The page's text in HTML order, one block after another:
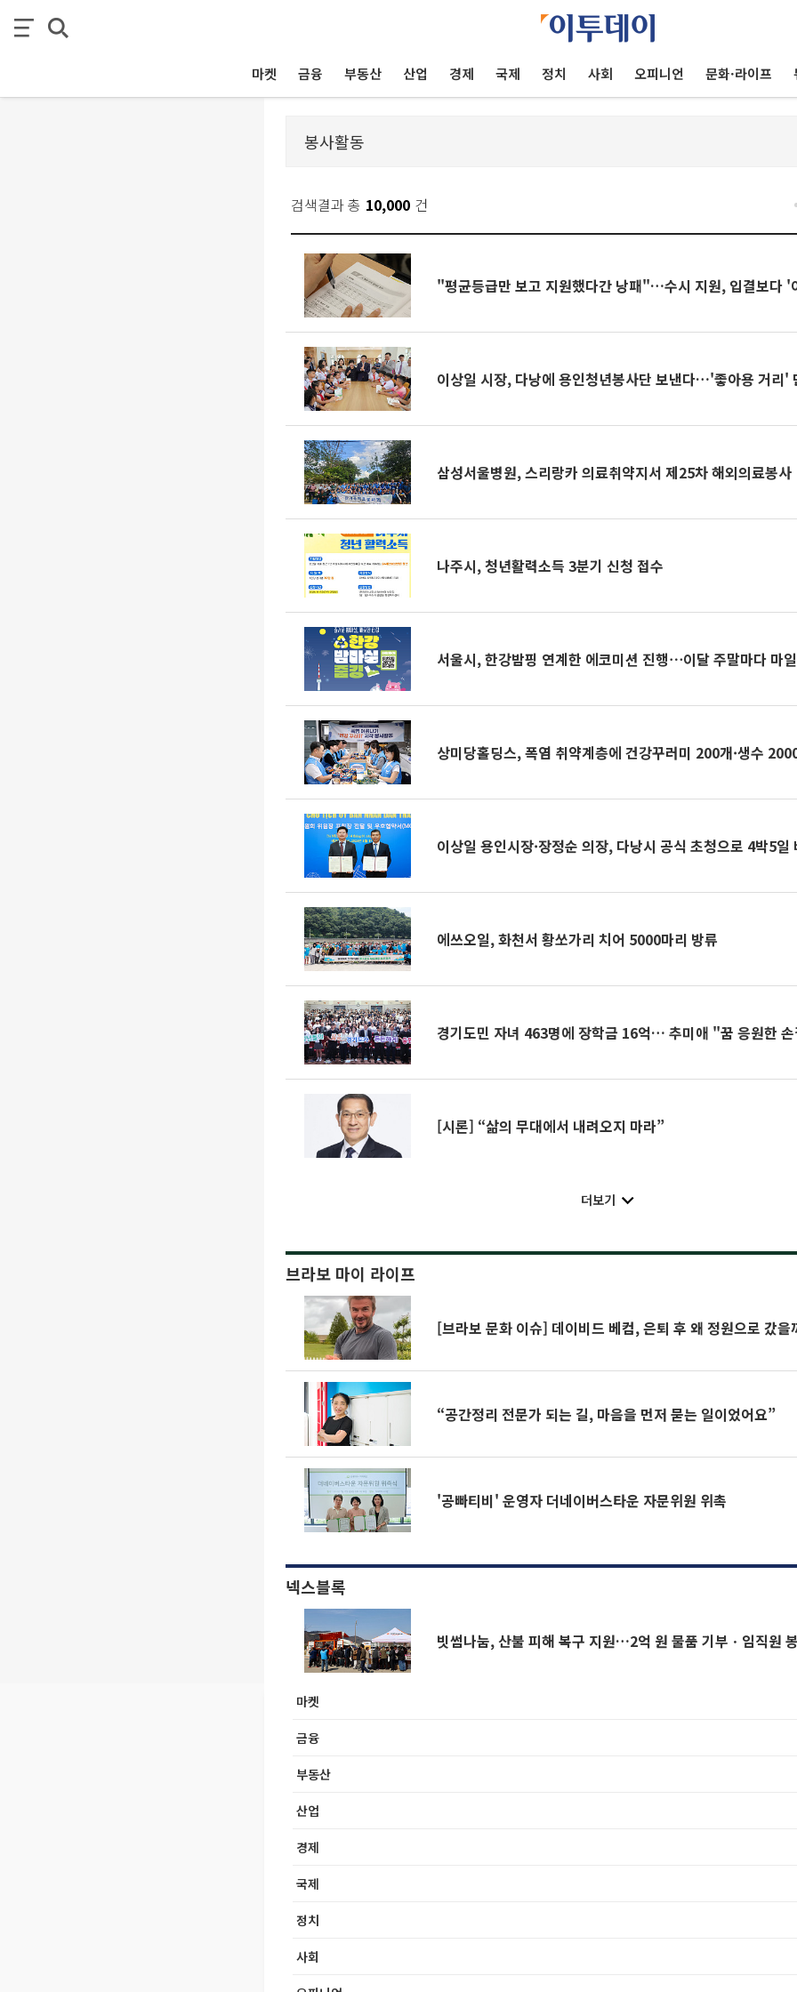
마켓 금융 부동산 산업 경제 국제 정치 사회 오피니언 문화·라이프
검색결과 총 10,000 건
"평균등급만 보고 지원했다간 낭패"…수시 지원, 입결보다 '
이상일 시장, 다낭에 용인청년봉사단 보낸다…'좋아용 거리'
삼성서울병원, 스리랑카 의료취약지서 제25차 해외의료봉사
나주시, 청년활력소득 3분기 신청 접수
서울시, 한강밤핑 연계한 에코미션 진행⋯이달 주말마다 마
상미당홀딩스, 폭염 취약계층에 건강꾸러미 200개·생수
이상일 용인시장·장정순 의장, 다낭시 공식 초청으로 4박5일
에쓰오일, 화천서 황쏘가리 치어 5000마리 방류
경기도민 자녀 463명에 장학금 16억… 추미애 "꿈 응원한
[시론] “삶의 무대에서 내려오지 마라”
더보기
브라보 마이 라이프
[브라보 문화 이슈] 데이비드 베컴, 은퇴 후 왜 정원으로 갔을
“공간정리 전문가 되는 길, 마음을 먼저 묻는 일이었어요”
'공빠티비' 운영자 더네이버스타운 자문위원 위촉
넥스블록
빗썸나눔, 산불 피해 복구 지원…2억 원 물품 기부ㆍ임직원
마켓
금융
부동산
산업
경제
국제
정치
사회